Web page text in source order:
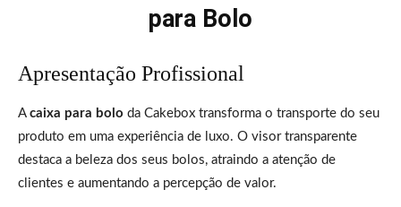
para Bolo
Apresentação Profissional
A caixa para bolo da Cakebox transforma o transporte do seu
produto em uma experiência de luxo. O visor transparente
destaca a beleza dos seus bolos, atraindo a atenção de
clientes e aumentando a percepção de valor.